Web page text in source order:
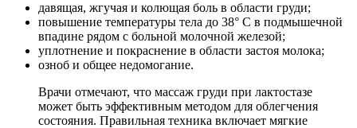
давящая, жгучая и колющая боль в области груди;
повышение температуры тела до 38° C в подмышечной
впадине рядом с больной молочной железой;
уплотнение и покраснение в области застоя молока;
озноб и общее недомогание.
Врачи отмечают, что массаж груди при лактостазе
может быть эффективным методом для облегчения
состояния. Правильная техника включает мягкие